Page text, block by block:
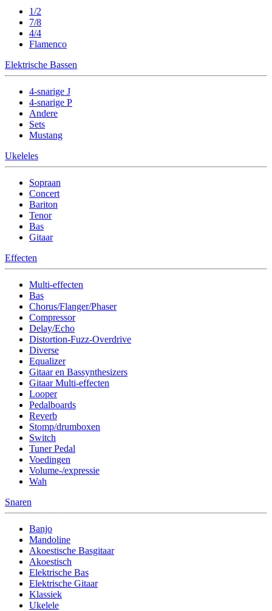
1/2
7/8
4/4
Flamenco
Elektrische Bassen
4-snarige J
4-snarige P
Andere
Sets
Mustang
Ukeleles
Sopraan
Concert
Bariton
Tenor
Bas
Gitaar
Effecten
Multi-effecten
Bas
Chorus/Flanger/Phaser
Compressor
Delay/Echo
Distortion-Fuzz-Overdrive
Diverse
Equalizer
Gitaar en Bassynthesizers
Gitaar Multi-effecten
Looper
Pedalboards
Reverb
Stomp/drumboxen
Switch
Tuner Pedal
Voedingen
Volume-/expressie
Wah
Snaren
Banjo
Mandoline
Akoestische Basgitaar
Akoestisch
Elektrische Bas
Elektrische Gitaar
Klassiek
Ukelele